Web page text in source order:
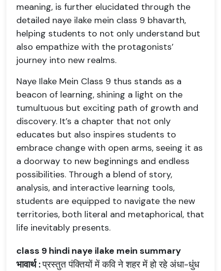
meaning, is further elucidated through the
detailed naye ilake mein class 9 bhavarth,
helping students to not only understand but
also empathize with the protagonists’
journey into new realms.
Naye Ilake Mein Class 9 thus stands as a
beacon of learning, shining a light on the
tumultuous but exciting path of growth and
discovery. It’s a chapter that not only
educates but also inspires students to
embrace change with open arms, seeing it as
a doorway to new beginnings and endless
possibilities. Through a blend of story,
analysis, and interactive learning tools,
students are equipped to navigate the new
territories, both literal and metaphorical, that
life inevitably presents.
class 9 hindi naye ilake mein summary
भावार्थ:प्रस्तुत पंक्तियों में कवि ने शहर में हो रहे अंधा-धुंध